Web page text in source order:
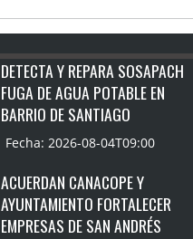
DETECTA Y REPARA SOSAPACH
FUGA DE AGUA POTABLE EN
BARRIO DE SANTIAGO
Fecha: 2026-08-04T09:00
ACUERDAN CANACOPE Y
AYUNTAMIENTO FORTALECER
EMPRESAS DE SAN ANDRÉS